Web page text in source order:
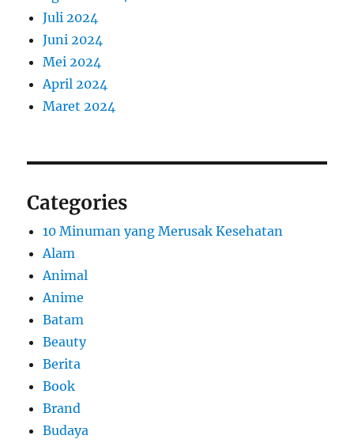
Juli 2024
Juni 2024
Mei 2024
April 2024
Maret 2024
Categories
10 Minuman yang Merusak Kesehatan
Alam
Animal
Anime
Batam
Beauty
Berita
Book
Brand
Budaya